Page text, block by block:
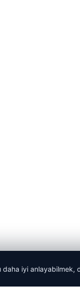
daha iyi